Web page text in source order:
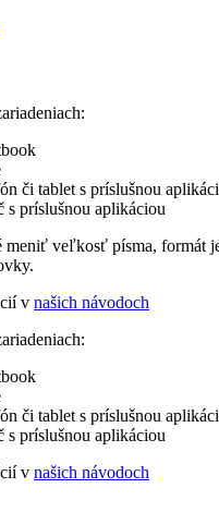
či tablet s príslušnou
s príslušnou aplikáciou
meniť veľkosť písma, formát
v našich návodoch
či tablet s príslušnou
s príslušnou aplikáciou
v našich návodoch